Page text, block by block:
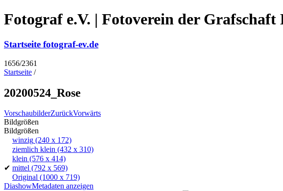
Fotograf e.V. | Fotoverein der Grafschaft
Startseite fotograf-ev.de
1656/2361
Startseite /
20200524_Rose
VorschaubilderZurückVorwärts
Bildgrößen
Bildgrößen
winzig (240 x 172)
ziemlich klein (432 x 310)
klein (576 x 414)
✔ mittel (792 x 569)
Original (1000 x 719)
DiashowMetadaten anzeigen